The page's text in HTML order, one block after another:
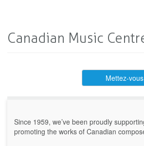
Canadian Music
Mettez-
Since 1959, we’ve been proudly
promoting the works of Canadian